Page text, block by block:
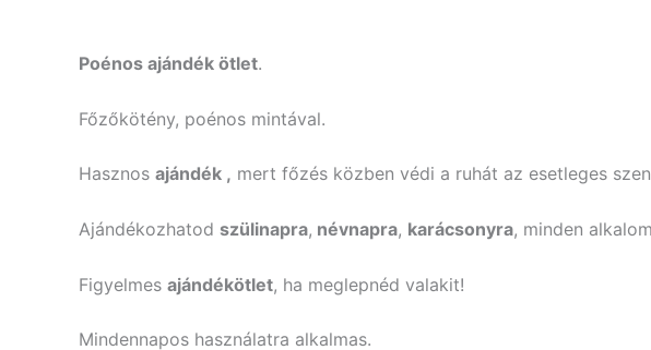
Poénos ajándék ötlet.
Főzőkötény, poénos mintával.
Hasznos ajándék , mert főzés közben védi a ruhát az esetleges
Ajándékozhatod szülinapra, névnapra, karácsonyra, minden
Figyelmes ajándékötlet, ha meglepnéd valakit!
Mindennapos használatra alkalmas.